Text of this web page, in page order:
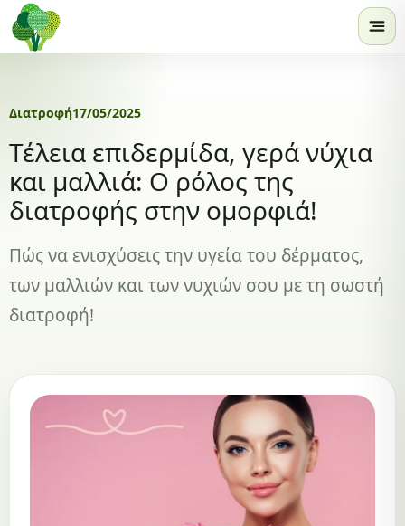
Skip to content
Διατροφή17/05/2025
Τέλεια επιδερμίδα, γερά νύχια
και μαλλιά: Ο ρόλος της
διατροφής στην ομορφιά!
Πώς να ενισχύσεις την υγεία του δέρματος,
των μαλλιών και των νυχιών σου με τη σωστή
διατροφή!